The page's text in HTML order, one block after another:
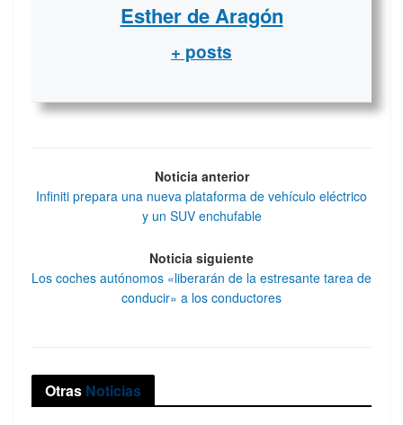
Esther de Aragón
+ posts
Noticia anterior
Infiniti prepara una nueva plataforma de vehículo eléctrico
y un SUV enchufable
Noticia siguiente
Los coches autónomos «liberarán de la estresante tarea de
conducir» a los conductores
Otras Noticias